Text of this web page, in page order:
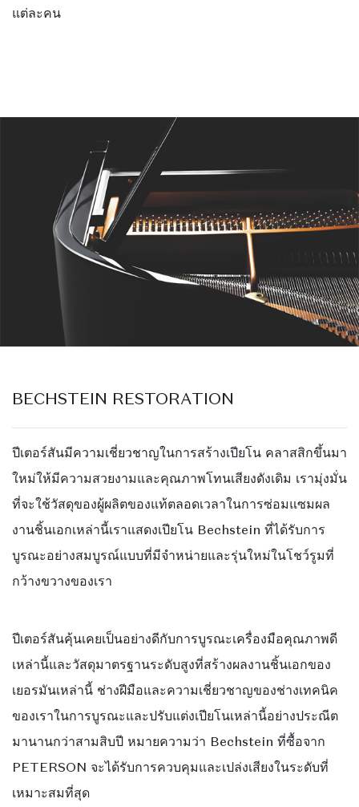
แต่ละคน
BECHSTEIN RESTORATION
ปีเตอร์สันมีความเชี่ยวชาญในการสร้างเปียโน คลาสสิกขึ้นมา
ใหม่ให้มีความสวยงามและคุณภาพโทนเสียงดังเดิม เรามุ่งมั่น
ที่จะใช้วัสดุของผู้ผลิตของแท้ตลอดเวลาในการซ่อมแซมผล
งานชิ้นเอกเหล่านี้เราแสดงเปียโน Bechstein ที่ได้รับการ
บูรณะอย่างสมบูรณ์แบบที่มีจำหน่ายและรุ่นใหม่ในโชว์รูมที่
กว้างขวางของเรา
ปีเตอร์สันคุ้นเคยเป็นอย่างดีกับการบูรณะเครื่องมือคุณภาพดี
เหล่านี้และวัสดุมาตรฐานระดับสูงที่สร้างผลงานชิ้นเอกของ
เยอรมันเหล่านี้ ช่างฝีมือและความเชี่ยวชาญของช่างเทคนิค
ของเราในการบูรณะและปรับแต่งเปียโนเหล่านี้อย่างประณีต
มานานกว่าสามสิบปี หมายความว่า Bechstein ที่ซื้อจาก
PETERSON จะได้รับการควบคุมและเปล่งเสียงในระดับที่
เหมาะสมที่สุด